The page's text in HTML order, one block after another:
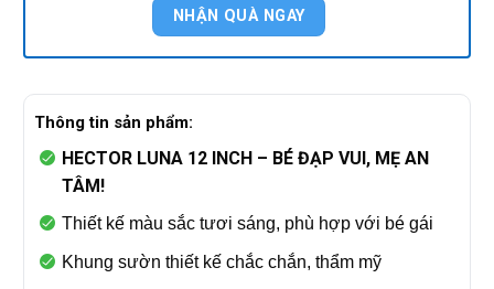
Thông tin sản phẩm:
HECTOR LUNA 12 INCH – BÉ ĐẠP VUI, MẸ AN
TÂM!
Thiết kế màu sắc tươi sáng, phù hợp với bé gái
Khung sườn thiết kế chắc chắn, thẩm mỹ